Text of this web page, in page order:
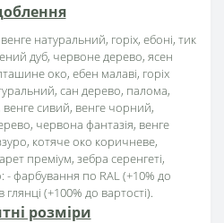
натуральний, горіх, ебоні, тик
дуб, червоне дерево, ясен
око, ебен малаві, горіх
сан дерево, палома,
венге сивий, венге чорний,
червона фантазія, венге
котяче око коричневе,
преміум, зебра серенгеті,
- фарбування по RAL (+10% до
(+100% до вартості).
розміри